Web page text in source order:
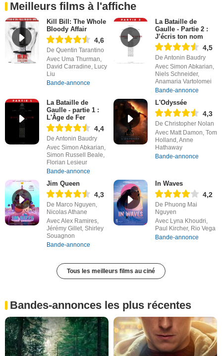
Meilleurs films à l'affiche
Kill Bill: The Whole
Bloody Affair
4,6
De Quentin Tarantino
Avec Uma Thurman,
David Carradine, Lucy
Liu
Bande-annonce
La Bataille de
Gaulle - Partie 2 :
J’écris ton nom
4,5
De Antonin Baudry
Avec Simon Abkarian,
Niels Schneider,
Anamaria Vartolomei
Bande-annonce
La Bataille de
Gaulle - partie 1 :
L'Âge de Fer
4,4
De Antonin Baudry
Avec Simon Abkarian,
Simon Russell Beale,
Florian Lesieur
Bande-annonce
L'Odyssée
4,3
De Christopher Nolan
Avec Matt Damon, Tom
Holland, Anne
Hathaway
Bande-annonce
Jim Queen
4,3
De Marco Nguyen,
Nicolas Athane
Avec Alex Ramires,
Jérémy Gillet, Shirley
Souagnon
Bande-annonce
In Waves
4,2
De Phuong Mai
Nguyen
Avec Lyna Khoudri,
Paul Kircher, Rio Vega
Bande-annonce
Tous les meilleurs films au ciné
Bandes-annonces les plus récentes